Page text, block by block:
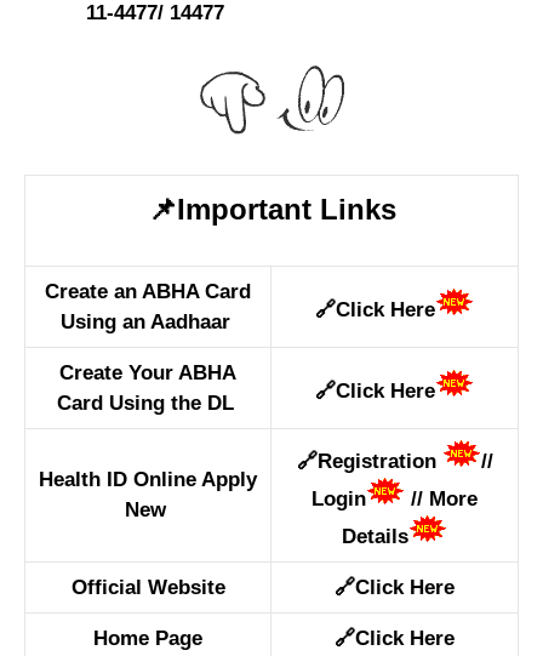
11-4477/ 14477
📌Important Links
Create an ABHA Card
Using an Aadhaar
🔗Click Here
Create Your ABHA
Card Using the DL
🔗Click Here
Health ID Online Apply
New
🔗Registration
//
Login
// More
Details
Official Website 🔗Click Here
Home Page 🔗Click Here